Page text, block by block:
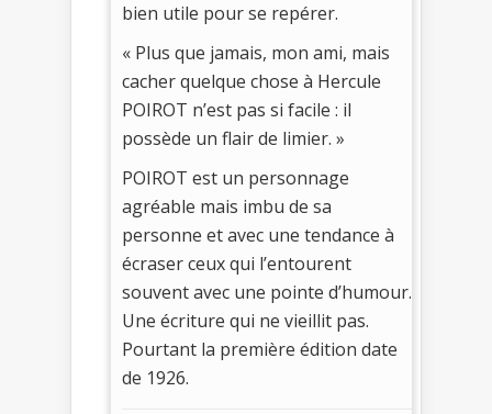
bien utile pour se repérer.
« Plus que jamais, mon ami, mais
cacher quelque chose à Hercule
POIROT n’est pas si facile : il
possède un flair de limier. »
POIROT est un personnage
agréable mais imbu de sa
personne et avec une tendance à
écraser ceux qui l’entourent
souvent avec une pointe d’humour.
Une écriture qui ne vieillit pas.
Pourtant la première édition date
de 1926.